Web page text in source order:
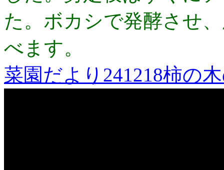
た。ボカシで発酵させ
べます。
菜園だより241218柿の